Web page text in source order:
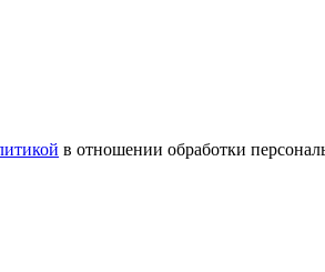
в отношении обработки